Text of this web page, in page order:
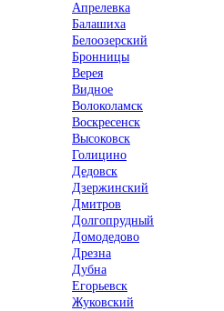
Апрелевка
Балашиха
Белоозерский
Бронницы
Верея
Видное
Волоколамск
Воскресенск
Высоковск
Голицино
Дедовск
Дзержинский
Дмитров
Долгопрудный
Домодедово
Дрезна
Дубна
Егорьевск
Жуковский